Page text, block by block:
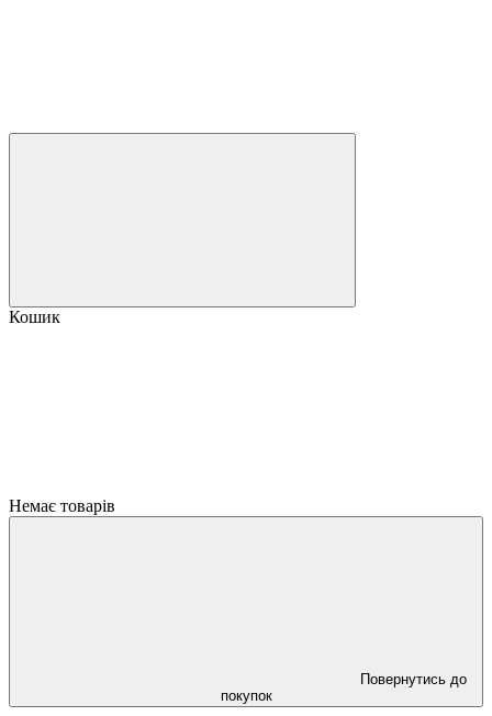
Кошик
Немає товарів
Повернутись до
покупок